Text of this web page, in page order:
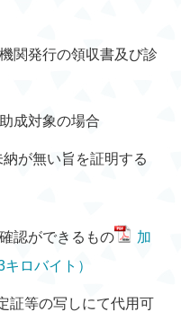
関発行の領収書及び診
成対象の場合
が無い旨を証明する
認ができるもの
加
ロバイト）
証等の写しにて代用可